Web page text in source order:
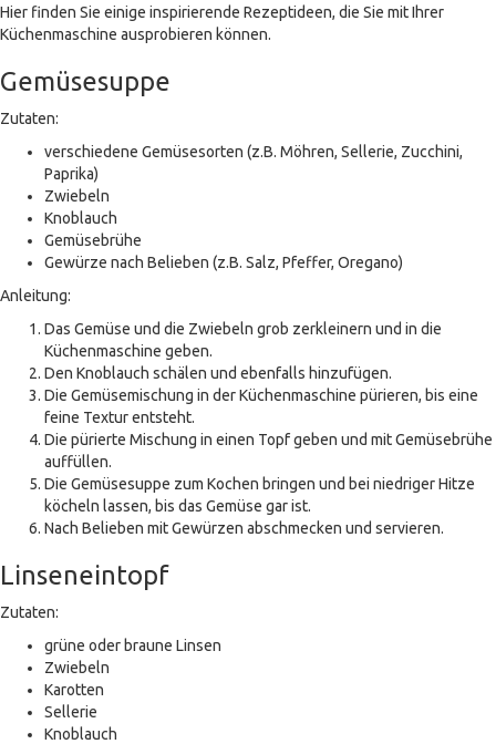
Hier finden Sie einige inspirierende Rezeptideen, die Sie mit Ihrer
Küchenmaschine ausprobieren können.
Gemüsesuppe
Zutaten:
verschiedene Gemüsesorten (z.B. Möhren, Sellerie, Zucchini,
Paprika)
Zwiebeln
Knoblauch
Gemüsebrühe
Gewürze nach Belieben (z.B. Salz, Pfeffer, Oregano)
Anleitung:
Das Gemüse und die Zwiebeln grob zerkleinern und in die
Küchenmaschine geben.
Den Knoblauch schälen und ebenfalls hinzufügen.
Die Gemüsemischung in der Küchenmaschine pürieren, bis eine
feine Textur entsteht.
Die pürierte Mischung in einen Topf geben und mit Gemüsebrühe
auffüllen.
Die Gemüsesuppe zum Kochen bringen und bei niedriger Hitze
köcheln lassen, bis das Gemüse gar ist.
Nach Belieben mit Gewürzen abschmecken und servieren.
Linseneintopf
Zutaten:
grüne oder braune Linsen
Zwiebeln
Karotten
Sellerie
Knoblauch